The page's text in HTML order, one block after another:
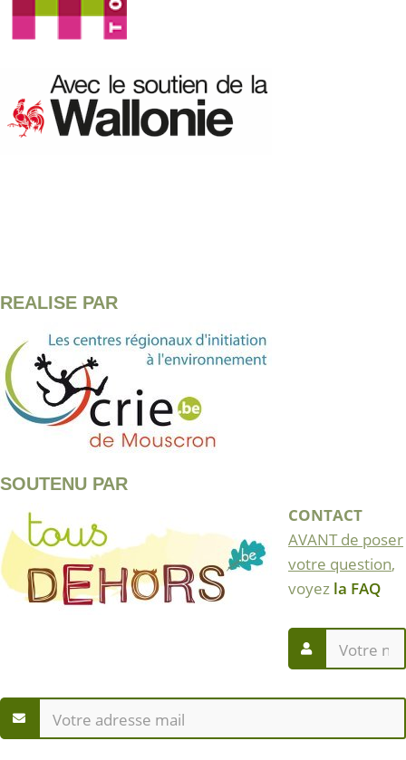
REALISE PAR
SOUTENU PAR
CONTACT
AVANT de poser
votre question,
voyez la FAQ